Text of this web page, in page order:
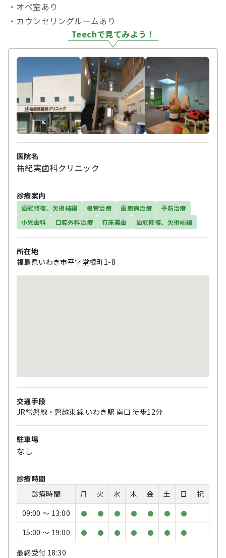
・オペ室あり
・カウンセリングルームあり
Teechで見てみよう！
医院名
祐紀実歯科クリニック
診療案内
歯冠修復、欠損補綴 根管治療 歯周病治療
予防治療
小児歯科
口腔外科治療 有床義歯 歯冠修復、欠損補綴
所在地
福島県いわき市平字堂根町1-8
交通手段
JR常磐線・磐越東線 いわき駅 南口 徒歩12分
駐車場
なし
診療時間
診療時間
月 火 水 木 金 土 日
祝
09:00 〜 13:00
● ● ● ● ● ● ●
15:00 〜 19:00 ● ● ● ● ● ● ●
最終受付 18:30